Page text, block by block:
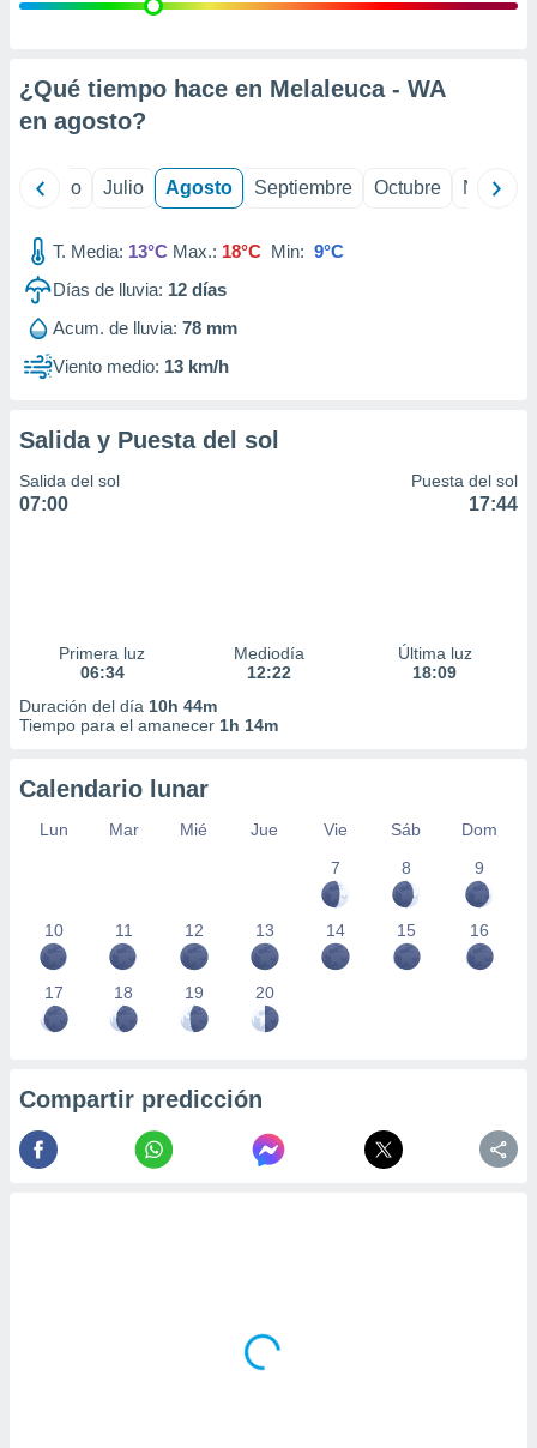
e
mediante
de
1199
¿Qué tiempo hace en Melaleuca - WA
en agosto?
Junio Julio Agosto Septiembre Octubre
T. Media: 13°C Max.: 18°C Min: 9°C
Días de lluvia: 12 días
Acum. de lluvia: 78 mm
Viento medio: 13 km/h
Salida y Puesta del sol
Salida del sol
07:00
Puesta del sol
17:44
Primera luz
06:34
Mediodía
12:22
Última luz
18:09
Duración del día 10h 44m
Tiempo para el amanecer 1h 14m
Calendario lunar
Lun Mar Mié Jue Vie Sáb
Dom
7
8 9
10 11 12 13 14 15 16
17 18 19 20
Compartir predicción